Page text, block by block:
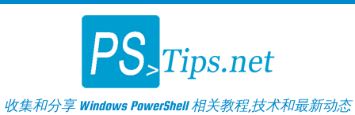
Skip
收集和分享 Windows PowerShell 相关教程,技术和最新动态